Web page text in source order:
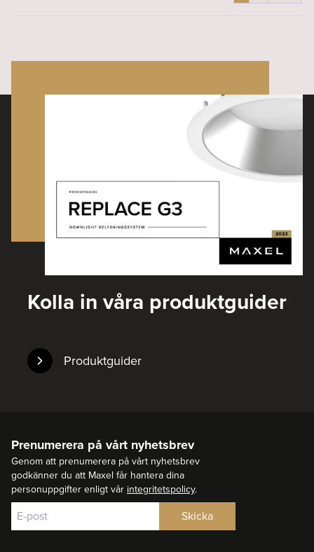
Kolla in våra produktguider
Produktguider
Prenumerera på vårt nyhetsbrev
Genom att prenumerera på vårt nyhetsbrev
godkänner du att Maxel får hantera dina
personuppgifter enligt vår integritetspolicy.